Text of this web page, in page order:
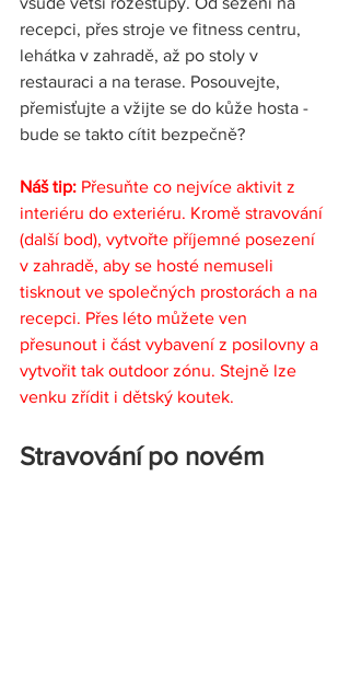
recepci, přes stroje ve fitness centru,
lehátka v zahradě, až po stoly v
restauraci a na terase. Posouvejte,
přemisťujte a vžijte se do kůže hosta -
bude se takto cítit bezpečně?
Náš tip: Přesuňte co nejvíce aktivit z
interiéru do exteriéru. Kromě stravování
(další bod), vytvořte příjemné posezení
v zahradě, aby se hosté nemuseli
tisknout ve společných prostorách a na
recepci. Přes léto můžete ven
přesunout i část vybavení z posilovny a
vytvořit tak outdoor zónu. Stejně lze
venku zřídit i dětský koutek.
Stravování po novém